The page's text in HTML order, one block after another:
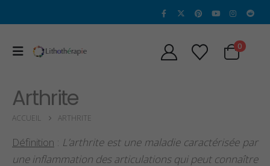
0
Arthrite
ACCUEIL ARTHRITE
Définition : L’arthrite est une maladie caractérisée par
une inflammation des articulations qui peut connaître